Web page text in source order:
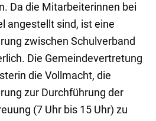
Da die Mitarbeiterinnen bei
angestellt sind, ist eine
zwischen Schulverband
Die Gemeindevertretung
die Vollmacht, die
zur Durchführung der
(7 Uhr bis 15 Uhr) zu